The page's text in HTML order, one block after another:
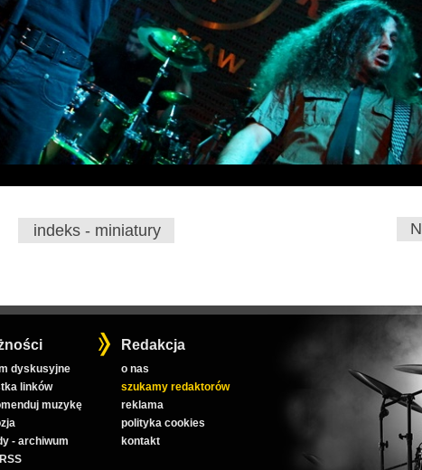
indeks - miniatury
dyskusyjne
linków
muzykę
- archiwum
RSS
Redakcja
o nas
szukamy redaktorów
reklama
polityka cookies
kontakt